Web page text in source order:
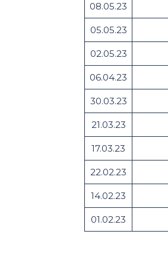
08.05.23
05.05.23
02.05.23
06.04.23
30.03.23
21.03.23
17.03.23
22.02.23
14.02.23
01.02.23